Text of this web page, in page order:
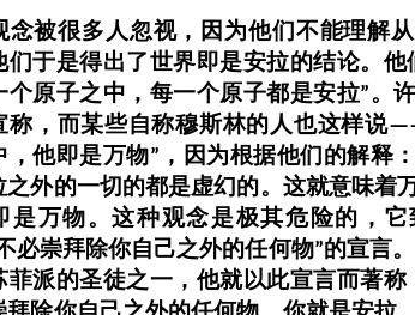
念被很多人忽视，因为他们不能理解
们于是得出了世界即是安拉的结论。他
个原子之中，每一个原子都是安拉”。
称，而某些自称穆斯林的人也这样说
，他即是万物”，因为根据他们的解释
之外的一切的都是虚幻的。这就意味着
是万物。这种观念是极其危险的，它
必崇拜除你自己之外的任何物”的宣言
菲派的圣徒之一，他就以此宣言而著称